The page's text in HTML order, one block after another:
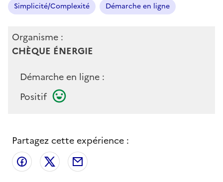
Simplicité/Complexité
Démarche en ligne
Organisme :
CHÈQUE ÉNERGIE
Démarche en ligne :
Positif
Partagez cette expérience :
Partager sur Facebook
Partager sur X